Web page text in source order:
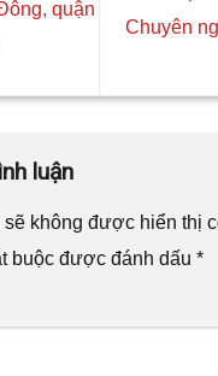
quận
Chuyên
luận
sẽ không được hiển thị
buộc được đánh dấu *